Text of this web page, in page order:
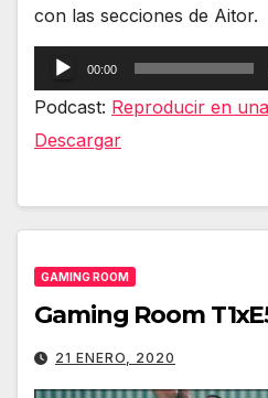
con las secciones de Aitor.
Reproductor
de
00:00
Podcast: Reproducir en
Descargar
GAMING ROOM
Gaming Room
21 ENERO, 2020